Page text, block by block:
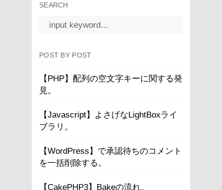
SEARCH
POST BY POST
【PHP】配列の空文字キーに関する発
見。
【Javascript】よさげなLightBoxライ
ブラリ。
【WordPress】で承認待ちのコメント
を一括削除する。
【CakePHP3】Bakeの流れ。